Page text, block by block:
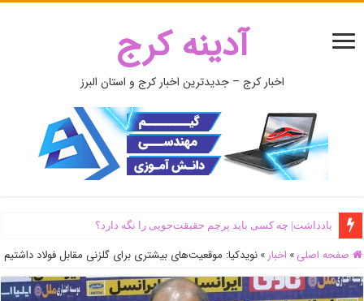
آدینه کرج
اخبار کرج – جدیدترین اخبار کرج و استان البرز
یادداشت| ‌چه کسی باید پرچم حقیقت‌جویی را نگه دارد؟
صفحه اصلی » اخبار » نویدکیا: موقعیت‌های بیشتری برای گلزنی مقابل فولاد داشتیم